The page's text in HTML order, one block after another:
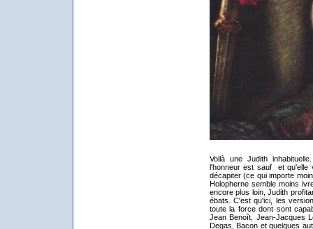
Voilà une Judith
l'honneur est sauf et qu'elle
décapiter (ce qui importe
Holopherne semble moins
encore plus loin, Judith
ébats. C'est qu'ici, les
toute la force dont sont
Jean Benoît, Jean-Jacques
Degas, Bacon et quelques